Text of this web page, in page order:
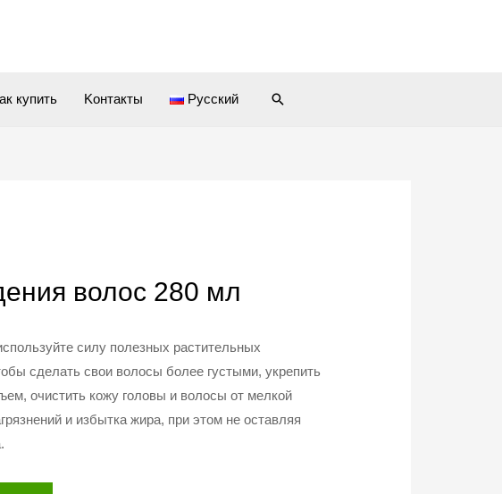
купить Kонтакты Русский Поиск
волос 280 мл
силу полезных растительных
сделать свои волосы более густыми, укрепить
очистить кожу головы и волосы от мелкой
и избытка жира, при этом не оставляя